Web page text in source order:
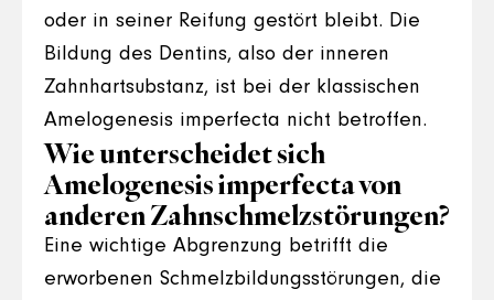
oder in seiner Reifung gestört bleibt. Die
Bildung des Dentins, also der inneren
Zahnhartsubstanz, ist bei der klassischen
Amelogenesis imperfecta nicht betroffen.
Wie unterscheidet sich
Amelogenesis imperfecta von
anderen Zahnschmelzstörungen?
Eine wichtige Abgrenzung betrifft die
erworbenen Schmelzbildungsstörungen, die